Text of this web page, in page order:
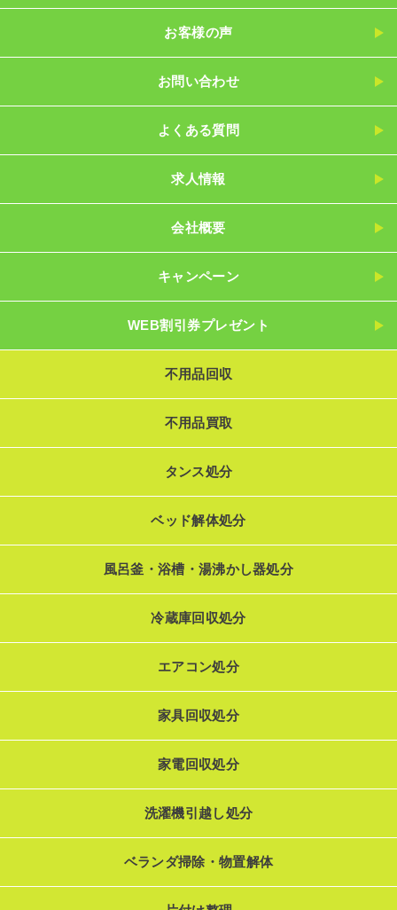
お客様の声
お問い合わせ
よくある質問
求人情報
会社概要
キャンペーン
WEB割引券プレゼント
不用品回収
不用品買取
タンス処分
ベッド解体処分
風呂釜・浴槽・湯沸かし器処分
冷蔵庫回収処分
エアコン処分
家具回収処分
家電回収処分
洗濯機引越し処分
ベランダ掃除・物置解体